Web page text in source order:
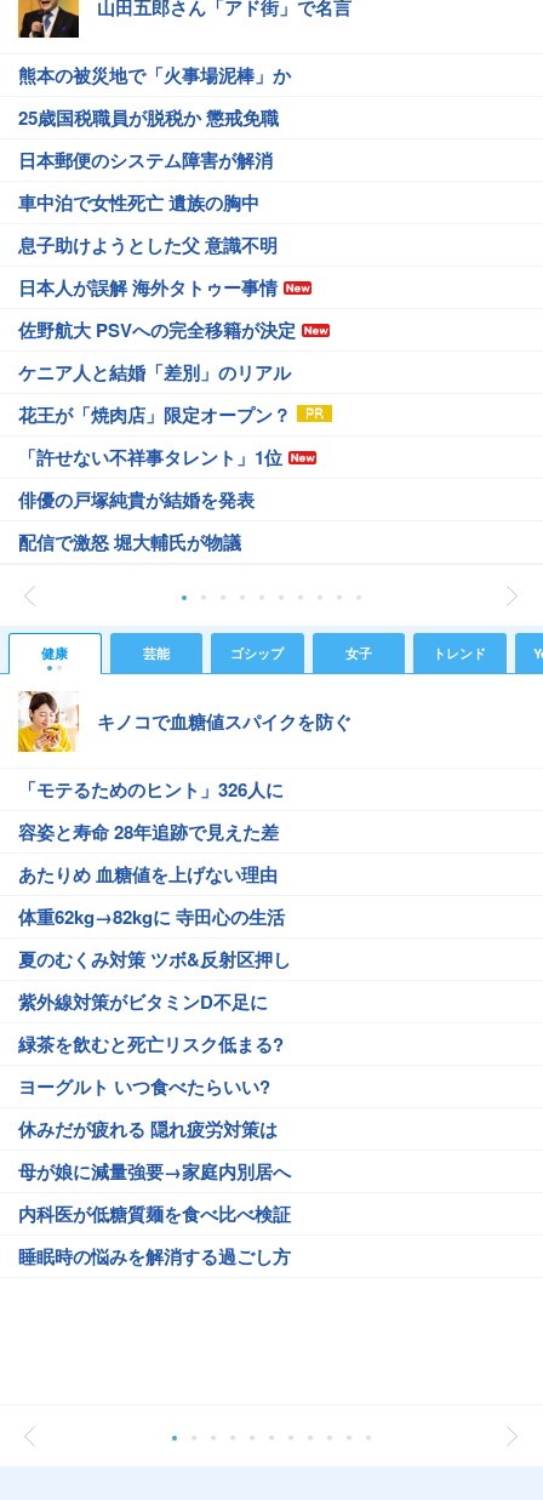
山田五郎さん「アド街」で名言
熊本の被災地で「火事場泥棒」か
25歳国税職員が脱税か 懲戒免職
日本郵便のシステム障害が解消
車中泊で女性死亡 遺族の胸中
息子助けようとした父 意識不明
日本人が誤解 海外タトゥー事情
佐野航大 PSVへの完全移籍が決定
ケニア人と結婚「差別」のリアル
花王が「焼肉店」限定オープン？
「許せない不祥事タレント」1位
俳優の戸塚純貴が結婚を発表
配信で激怒 堀大輔氏が物議
健康 芸能 ゴシップ 女子 トレンド
キノコで血糖値スパイクを防ぐ
「モテるためのヒント」326人に
容姿と寿命 28年追跡で見えた差
あたりめ 血糖値を上げない理由
体重62kg→82kgに 寺田心の生活
夏のむくみ対策 ツボ&反射区押し
紫外線対策がビタミンD不足に
緑茶を飲むと死亡リスク低まる?
ヨーグルト いつ食べたらいい?
休みだが疲れる 隠れ疲労対策は
母が娘に減量強要→家庭内別居へ
内科医が低糖質麺を食べ比べ検証
睡眠時の悩みを解消する過ごし方